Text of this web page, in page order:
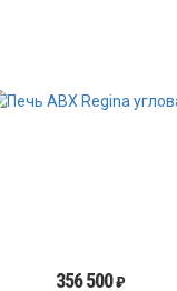
356 500₽